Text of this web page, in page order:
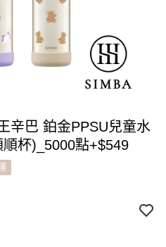
辛巴 鉑金PPSU兒童水
杯)_5000點+$549